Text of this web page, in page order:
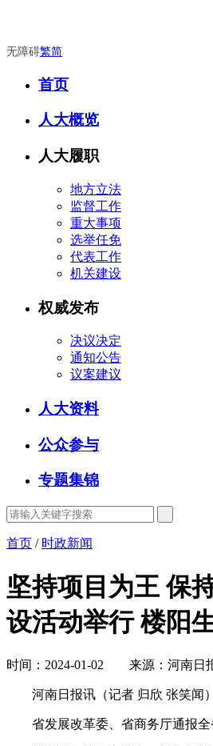
无障碍繁简
首页
人大概览
人大履职
地方立法
监督工作
重大事项
选举任免
代表工作
机关建设
权威发布
决议决定
通知公告
议案建议
人大资料
公众参与
专题集锦
首页 / 时政新闻
坚持项目为王 保
设活动举行 楼阳
时间：2024-01-02 来源：河南日
河南日报讯（记者 归欣 张笑闻）
省发展改革委、省商务厅通报全省